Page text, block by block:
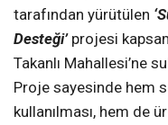
tarafından yürütülen
Desteği’projesi
Takanlı Mahallesi’ne
Proje sayesinde hem
kullanılması, hem de